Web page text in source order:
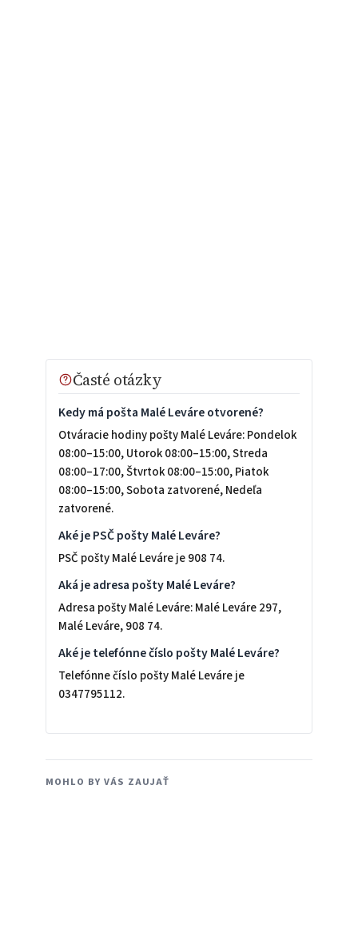
Časté otázky
Kedy má pošta Malé Leváre otvorené?
Otváracie hodiny pošty Malé Leváre: Pondelok
08:00–15:00, Utorok 08:00–15:00, Streda
08:00–17:00, Štvrtok 08:00–15:00, Piatok
08:00–15:00, Sobota zatvorené, Nedeľa
zatvorené.
Aké je PSČ pošty Malé Leváre?
PSČ pošty Malé Leváre je 908 74.
Aká je adresa pošty Malé Leváre?
Adresa pošty Malé Leváre: Malé Leváre 297,
Malé Leváre, 908 74.
Aké je telefónne číslo pošty Malé Leváre?
Telefónne číslo pošty Malé Leváre je
0347795112.
MOHLO BY VÁS ZAUJAŤ